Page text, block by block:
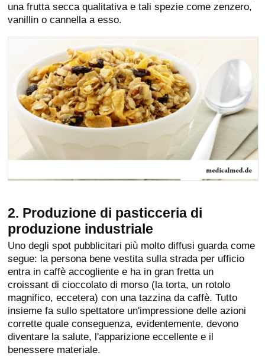
una frutta secca qualitativa e tali spezie come zenzero,
vanillin o cannella a esso.
2. Produzione di pasticceria di
produzione industriale
Uno degli spot pubblicitari più molto diffusi guarda come
segue: la persona bene vestita sulla strada per ufficio
entra in caffè accogliente e ha in gran fretta un
croissant di cioccolato di morso (la torta, un rotolo
magnifico, eccetera) con una tazzina da caffè. Tutto
insieme fa sullo spettatore un'impressione delle azioni
corrette quale conseguenza, evidentemente, devono
diventare la salute, l'apparizione eccellente e il
benessere materiale.